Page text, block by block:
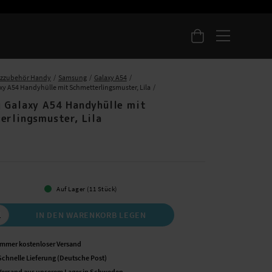
Handy Samsung
Galaxy A54
A54 Handyhülle mit Schmetterlingsmuster, Lila
Galaxy A54 Handyhülle mit
Lila
Auf Lager (11 Stück)
IN DEN WARENKORB LEGEN
kostenloser Versand
Lieferung (Deutsche Post)